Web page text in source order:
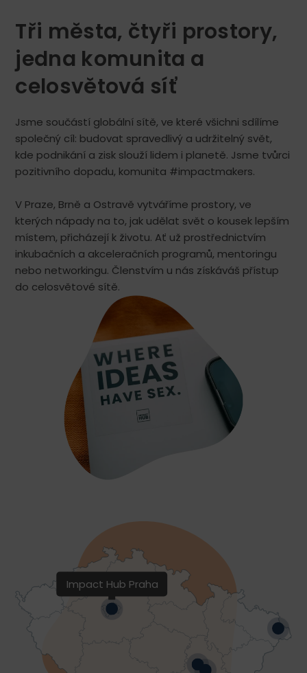
Tři města, čtyři prostory,
jedna komunita a
celosvětová síť
Jsme součástí globální sítě, ve které všichni sdílíme
společný cíl: budovat spravedlivý a udržitelný svět,
kde podnikání a zisk slouží lidem i planetě. Jsme tvůrci
pozitivního dopadu, komunita #impactmakers.
V Praze, Brně a Ostravě vytváříme prostory, ve
kterých nápady na to, jak udělat svět o kousek lepším
místem, přicházejí k životu. Ať už prostřednictvím
inkubačních a akceleračních programů, mentoringu
nebo networkingu. Členstvím u nás získáváš přístup
do celosvětové sítě.
Impact Hub Praha